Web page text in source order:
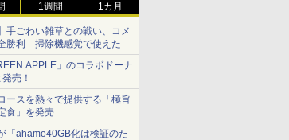
1週間 1カ月
手ごわい雑草との戦い、コメ
勝利 掃除機感覚で使えた
APPLE」のコラボドーナ
売！
ースを熱々で提供する「極旨
食」を発売
「ahamo40GB化は検証のた